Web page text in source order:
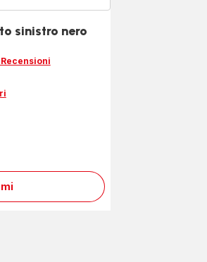
sinistro nero
Recensioni